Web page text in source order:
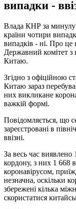
випадки -
Влада КНР за минулу
країни чотири
випадків - ні. Про
Державний комітет з
Китаю.
Згідно з офіційною
Китаю зараз
них викликане
важкій формі.
Повідомляється, що
зареєстровані в
ввізні.
За весь час виявлено
кордону, з них 1 668
коронавірусом,
незначна, оскільки
збережені кілька
скористатися